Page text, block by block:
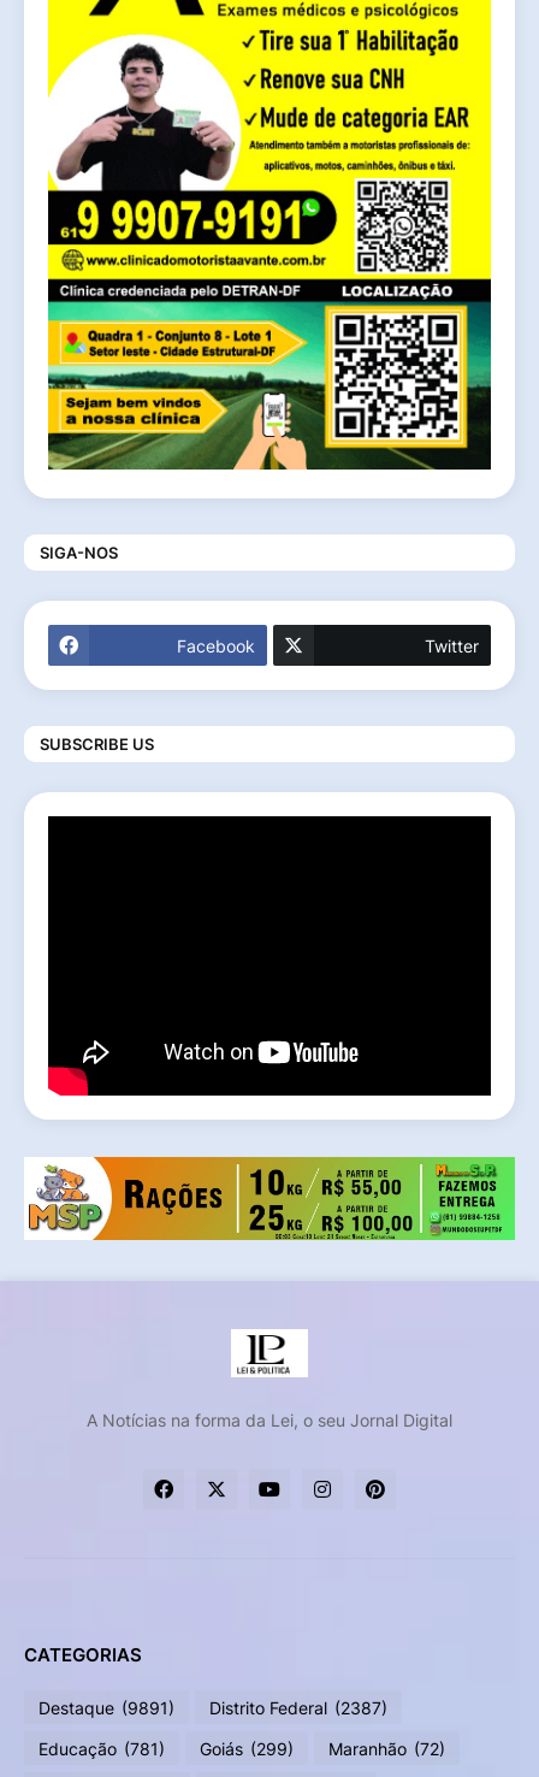
SIGA-NOS
Facebook Twitter
SUBSCRIBE US
A Notícias na forma da Lei, o seu Jornal Digital
CATEGORIAS
Destaque (9891) Distrito Federal (2387)
Educação (781) Goiás (299) Maranhão (72)